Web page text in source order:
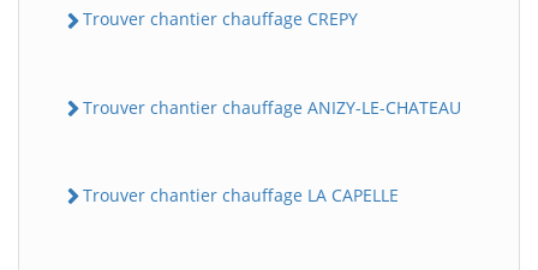
Trouver chantier chauffage CREPY
Trouver chantier chauffage ANIZY-LE-CHATEAU
Trouver chantier chauffage LA CAPELLE